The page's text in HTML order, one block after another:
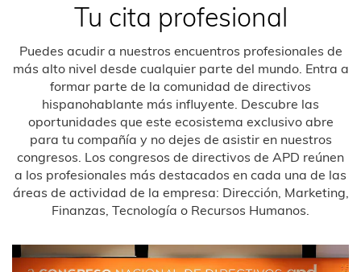
Tu cita profesional
Puedes acudir a nuestros encuentros profesionales de
más alto nivel desde cualquier parte del mundo. Entra a
formar parte de la comunidad de directivos
hispanohablante más influyente. Descubre las
oportunidades que este ecosistema exclusivo abre
para tu compañía y no dejes de asistir en nuestros
congresos. Los congresos de directivos de APD reúnen
a los profesionales más destacados en cada una de las
áreas de actividad de la empresa: Dirección, Marketing,
Finanzas, Tecnología o Recursos Humanos.